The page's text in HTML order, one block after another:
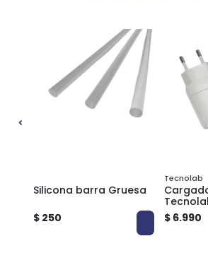
Silicona barra Gruesa
$ 250
Tecnolab
$ 6.990